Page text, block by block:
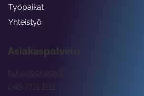
Asiakaspalvelu
tuki@rockway.fi
045 7731 1111
Työpaikat
Yhteistyö